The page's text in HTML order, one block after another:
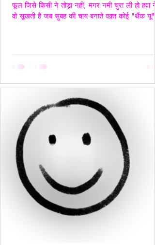
फूल जिसे किसी ने तोड़ा नहीं, मगर नमी चुरा ली हो हवा
वो सूखती है जब सुबह की चाय बनाते वक़्त कोई "थैंक यू"
सूखती है जब उसकी पसंदें "गृहस्थी के तवे" में जल कर